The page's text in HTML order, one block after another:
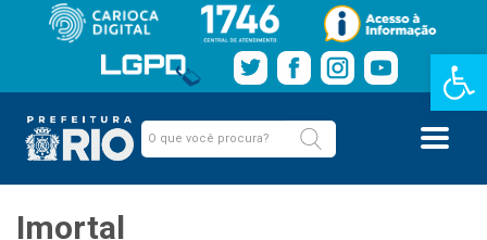
Barra de
Imortal